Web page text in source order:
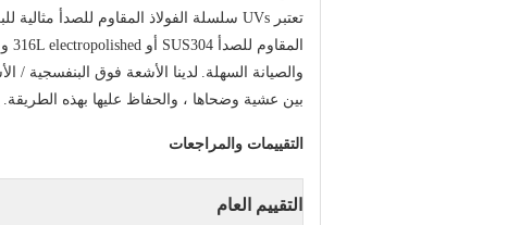
تعتبر UVs سلسلة الفولاذ المقاوم للصدأ مثالية للبرك ، وأحواض السمك ، وميزات المياه.
المقاوم للصدأ SUS304 أو 316L electropolished و يتم تخميلها.
والصيانة السهلة.
بين عشية وضحاها ، والحفاظ عليها بهذه الطريقة.
التقييمات والمراجعات
التقييم العام